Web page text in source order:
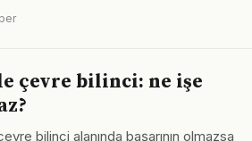
çevre bilinci: ne işe
bilinci alanında başarının olmazsa